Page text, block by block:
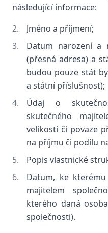
následující informace:
Jméno a příjmení;
Datum narození a
(přesná adresa) a
budou pouze stát
a státní příslušnost);
Údaj o
skutečného
velikosti či povaze
na příjmu či podílu
Popis vlastnické
Datum, ke
majitelem
kterého daná
společnosti).